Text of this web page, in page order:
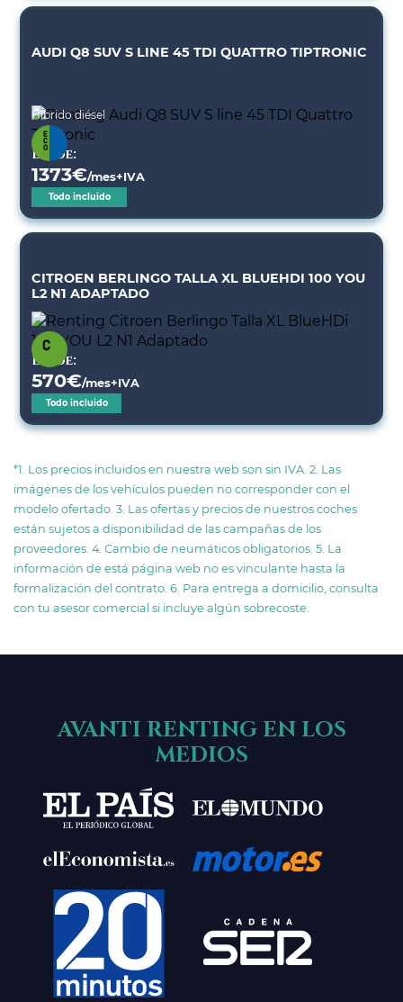
AUDI Q8 SUV S LINE 45 TDI QUATTRO TIPTRONIC
Híbrido diésel
Desde:
1373€/mes+IVA
Todo incluido
CITROEN BERLINGO TALLA XL BLUEHDI 100 YOU
L2 N1 ADAPTADO
Desde:
570€/mes+IVA
Todo incluido
*1. Los precios incluidos en nuestra web son sin IVA. 2. Las
imágenes de los vehículos pueden no corresponder con el
modelo ofertado. 3. Las ofertas y precios de nuestros coches
están sujetos a disponibilidad de las campañas de los
proveedores. 4. Cambio de neumáticos obligatorios. 5. La
información de está página web no es vinculante hasta la
formalización del contrato. 6. Para entrega a domicilio, consulta
con tu asesor comercial si incluye algún sobrecoste.
AVANTI RENTING EN LOS
MEDIOS